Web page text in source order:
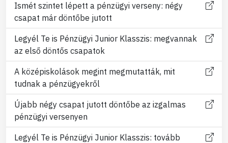
Ismét szintet lépett a pénzügyi verseny: négy
csapat már döntőbe jutott
Legyél Te is Pénzügyi Junior Klasszis: megvannak
az első döntős csapatok
A középiskolások megint megmutatták, mit
tudnak a pénzügyekről
Újabb négy csapat jutott döntőbe az izgalmas
pénzügyi versenyen
Legyél Te is Pénzügyi Junior Klasszis: tovább